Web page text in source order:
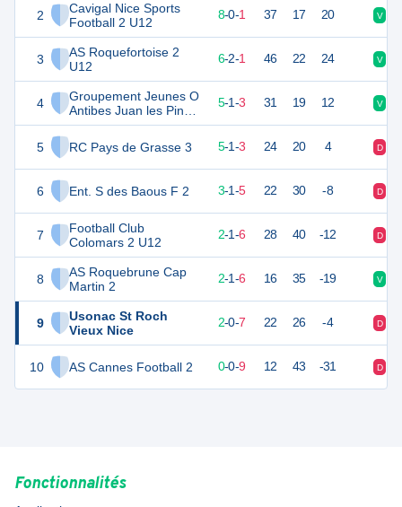
2
Cavigal Nice Sports
Football 2 U12
3
AS Roquefortoise 2
U12
4
Groupement Jeunes O
Antibes Juan les Pins 3
U12
5
RC Pays de Grasse 3
6 Ent. S des Baous F 2
7
Football Club
Colomars 2 U12
8
AS Roquebrune Cap
Martin 2
9
Usonac St Roch
Vieux Nice
10 AS Cannes Football 2
24 8-0-1 37 17 20 V
20 6-2-1 46 22 24 V
16 9 5-1-3 31 19 12 V
16 9 5-1-3 24 20 4 D
10 3-1-5 22 30 -8 D
2-1-6 28 40 -12 D
7 2-1-6 16 35 -19 V
6 2-0-7 22 26 -4 D
0 9 0-0-9 12 43 -31 D
Fonctionnalités